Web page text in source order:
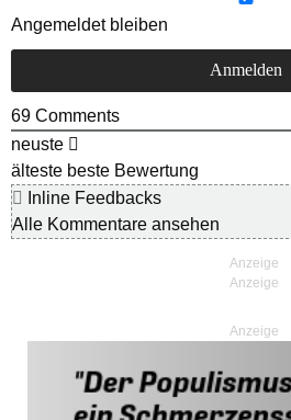
Angemeldet bleiben
69 Comments
neuste
älteste beste Bewertung
Inline Feedbacks
Alle Kommentare ansehen
Anzeige